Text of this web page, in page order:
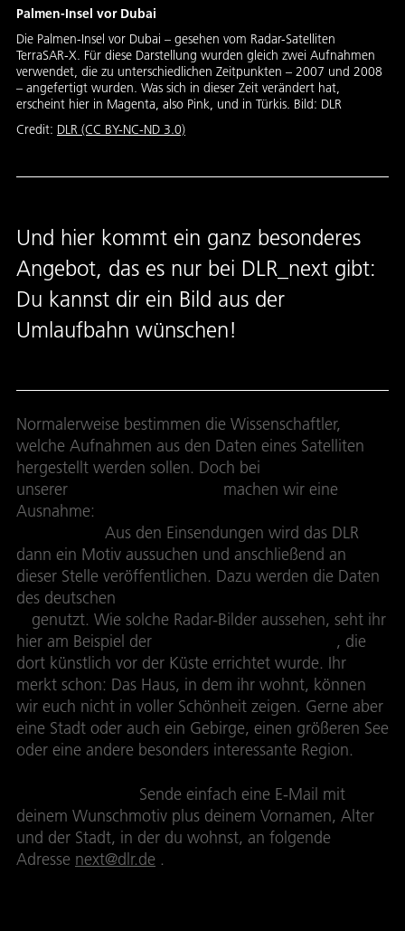
Palmen-Insel vor Dubai
Die Palmen-Insel vor Dubai – gesehen vom Radar-Satelliten
TerraSAR-X. Für diese Darstellung wurden gleich zwei Aufnahmen
verwendet, die zu unterschiedlichen Zeitpunkten – 2007 und 2008
– angefertigt wurden. Was sich in dieser Zeit verändert hat,
erscheint hier in Magenta, also Pink, und in Türkis. Bild: DLR
Credit: DLR (CC BY-NC-ND 3.0)
Und hier kommt ein ganz besonderes
Angebot, das es nur bei DLR_next gibt:
Du kannst dir ein Bild aus der
Umlaufbahn wünschen!
Normalerweise bestimmen die Wissenschaftler,
welche Aufnahmen aus den Daten eines Satelliten
hergestellt werden sollen. Doch bei
unserer
machen wir eine
Ausnahme:
Aus den Einsendungen wird das DLR
dann ein Motiv aussuchen und anschließend an
dieser Stelle veröffentlichen. Dazu werden die Daten
des deutschen
genutzt. Wie solche Radar-Bilder aussehen, seht ihr
hier am Beispiel der
, die
dort künstlich vor der Küste errichtet wurde. Ihr
merkt schon: Das Haus, in dem ihr wohnt, können
wir euch nicht in voller Schönheit zeigen. Gerne aber
eine Stadt oder auch ein Gebirge, einen größeren See
oder eine andere besonders interessante Region.
Sende einfach eine E-Mail mit
deinem Wunschmotiv plus deinem Vornamen, Alter
und der Stadt, in der du wohnst, an folgende
Adresse next@dlr.de .